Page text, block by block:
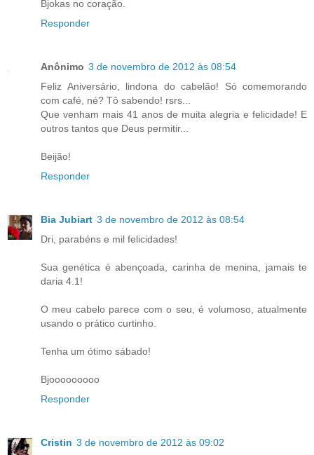
Bjokas no coração.
Responder
Anônimo 3 de novembro de 2012 às 08:54
Feliz Aniversário, lindona do cabelão! Só comemorando
com café, né? Tô sabendo! rsrs...
Que venham mais 41 anos de muita alegria e felicidade! E
outros tantos que Deus permitir...
Beijão!
Responder
Bia Jubiart 3 de novembro de 2012 às 08:54
Dri, parabéns e mil felicidades!
Sua genética é abençoada, carinha de menina, jamais te
daria 4.1!
O meu cabelo parece com o seu, é volumoso, atualmente
usando o prático curtinho.
Tenha um ótimo sábado!
Bjooooooooo
Responder
Cristin 3 de novembro de 2012 às 09:02